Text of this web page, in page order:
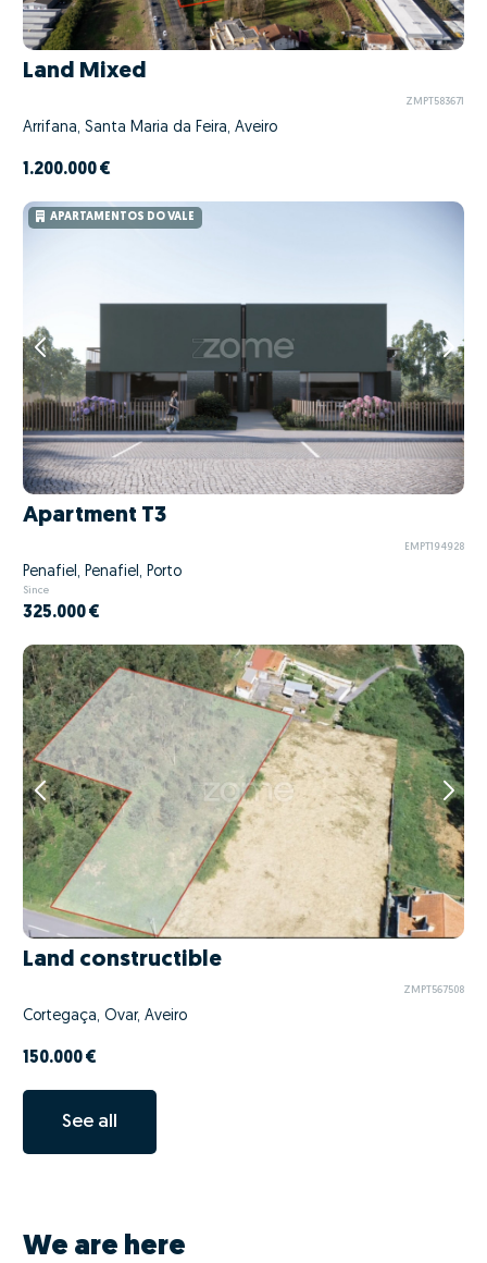
Land Mixed
ZMPT583671
Arrifana, Santa Maria da Feira, Aveiro
1.200.000 €
APARTAMENTOS DO VALE
Apartment T3
EMPT194928
Penafiel, Penafiel, Porto
Since
325.000 €
Land constructible
ZMPT567508
Cortegaça, Ovar, Aveiro
150.000 €
See all
We are here